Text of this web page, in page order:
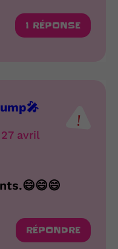
1 RÉPONSE
avril
RÉPONDRE